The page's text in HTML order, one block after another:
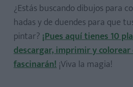
¿Estás buscando dibujos para
hadas y de duendes para que
pintar? ¡Pues aquí tienes 10
descargar, imprimir y
fascinarán!¡Viva la magia!